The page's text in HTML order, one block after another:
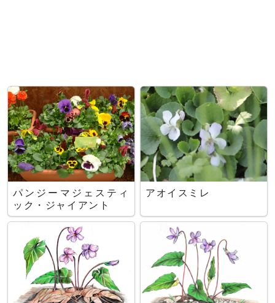
パンジーマジェスティ
ック・ジャイアント
アオイスミレ